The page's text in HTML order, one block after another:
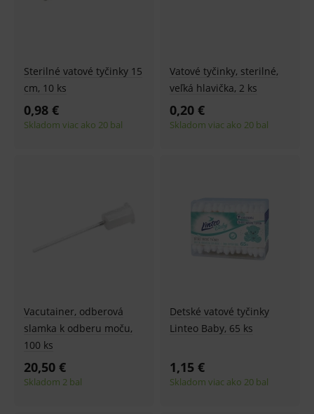
Sterilné vatové tyčinky 15
cm, 10 ks
0,98 €
Skladom viac ako 20 bal
Vatové tyčinky, sterilné,
veľká hlavička, 2 ks
0,20 €
Skladom viac ako 20 bal
Vacutainer, odberová
slamka k odberu moču,
100 ks
20,50 €
Skladom 2 bal
Detské vatové tyčinky
Linteo Baby, 65 ks
1,15 €
Skladom viac ako 20 bal